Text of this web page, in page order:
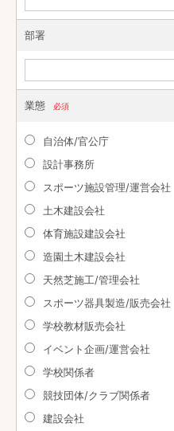
部署
業態 必須
自治体/官公庁
設計事務所
スポーツ施設管理/運営会社
土木建設会社
体育施設建設会社
造園土木建設会社
天然芝施工/管理会社
スポーツ器具製造/販売会社
学校教材販売会社
イベント企画/運営会社
学校関係者
競技団体/クラブ関係者
建設会社